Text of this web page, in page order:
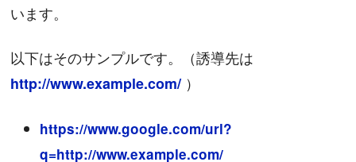
います。
以下はそのサンプルです。（誘導先は
http://www.example.com/ ）
https://www.google.com/url?
q=http://www.example.com/